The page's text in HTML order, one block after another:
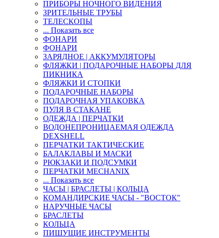
ПРИБОРЫ НОЧНОГО ВИДЕНИЯ
ЗРИТЕЛЬНЫЕ ТРУБЫ
ТЕЛЕСКОПЫ
... Показать все
ФОНАРИ
ФОНАРИ
ЗАРЯДНОЕ | АККУМУЛЯТОРЫ
ФЛЯЖКИ | ПОДАРОЧНЫЕ НАБОРЫ ДЛЯ
ПИКНИКА
ФЛЯЖКИ И СТОПКИ
ПОДАРОЧНЫЕ НАБОРЫ
ПОДАРОЧНАЯ УПАКОВКА
ПУЛЯ В СТАКАНЕ
ОДЕЖДА | ПЕРЧАТКИ
ВОДОНЕПРОНИЦАЕМАЯ ОДЕЖДА
DEXSHELL
ПЕРЧАТКИ ТАКТИЧЕСКИЕ
БАЛАКЛАВЫ И МАСКИ
РЮКЗАКИ И ПОДСУМКИ
ПЕРЧАТКИ MECHANIX
... Показать все
ЧАСЫ | БРАСЛЕТЫ | КОЛЬЦА
КОМАНДИРСКИЕ ЧАСЫ - "ВОСТОК"
НАРУЧНЫЕ ЧАСЫ
БРАСЛЕТЫ
КОЛЬЦА
ПИШУЩИЕ ИНСТРУМЕНТЫ